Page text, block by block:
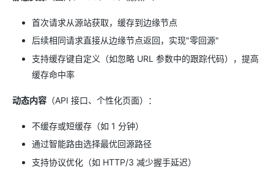
首次请求从源站获取，缓存到边缘节点
后续相同请求直接从边缘节点返回，实现"零回源"
支持缓存键自定义（如忽略 URL 参数中的跟踪代码），提高
缓存命中率
动态内容 （API 接口、个性化页面）：
不缓存或短缓存（如 1 分钟）
通过智能路由选择最优回源路径
支持协议优化（如 HTTP/3 减少握手延迟）